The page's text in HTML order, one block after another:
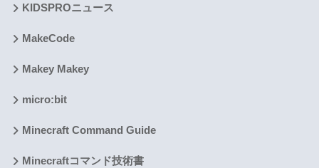
KIDSPROニュース
MakeCode
Makey Makey
micro:bit
Minecraft Command Guide
Minecraftコマンド技術書